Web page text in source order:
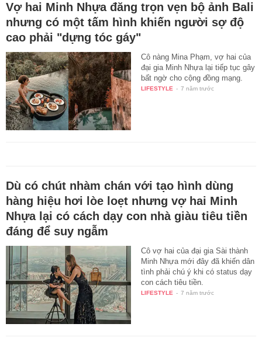
Vợ hai Minh Nhựa đăng trọn vẹn bộ ảnh Bali
nhưng có một tấm hình khiến người sợ độ
cao phải "dựng tóc gáy"
Cô nàng Mina Phạm, vợ hai của
đại gia Minh Nhựa lại tiếp tục gây
bất ngờ cho cộng đồng mạng.
LIFESTYLE - 7 năm trước
Dù có chút nhàm chán với tạo hình dùng
hàng hiệu hơi lòe loẹt nhưng vợ hai Minh
Nhựa lại có cách dạy con nhà giàu tiêu tiền
đáng để suy ngẫm
Cô vợ hai của đại gia Sài thành
Minh Nhựa mới đây đã khiến dân
tình phải chú ý khi có status dạy
con cách tiêu tiền.
LIFESTYLE - 7 năm trước